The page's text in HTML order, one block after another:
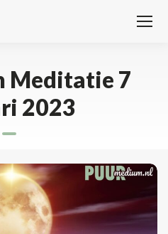
Meditatie 7
2023